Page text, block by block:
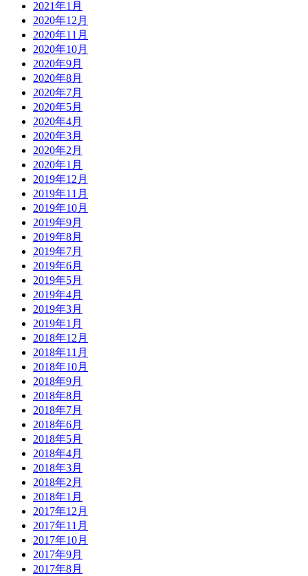
2021年1月
2020年12月
2020年11月
2020年10月
2020年9月
2020年8月
2020年7月
2020年5月
2020年4月
2020年3月
2020年2月
2020年1月
2019年12月
2019年11月
2019年10月
2019年9月
2019年8月
2019年7月
2019年6月
2019年5月
2019年4月
2019年3月
2019年1月
2018年12月
2018年11月
2018年10月
2018年9月
2018年8月
2018年7月
2018年6月
2018年5月
2018年4月
2018年3月
2018年2月
2018年1月
2017年12月
2017年11月
2017年10月
2017年9月
2017年8月